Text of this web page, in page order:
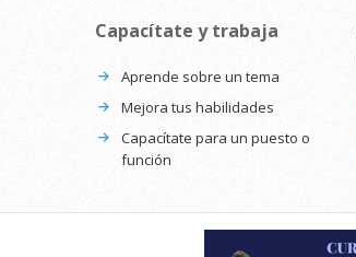
Capacítate y trabaja
Aprende sobre un tema
Mejora tus habilidades
Capacítate para un puesto o
función